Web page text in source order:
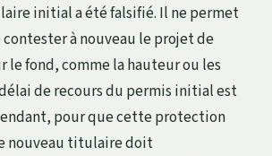
initial a été falsifié. Il ne permet
contester à nouveau le projet de
le fond, comme la hauteur ou les
de recours du permis initial est
pour que cette protection
nouveau titulaire doit